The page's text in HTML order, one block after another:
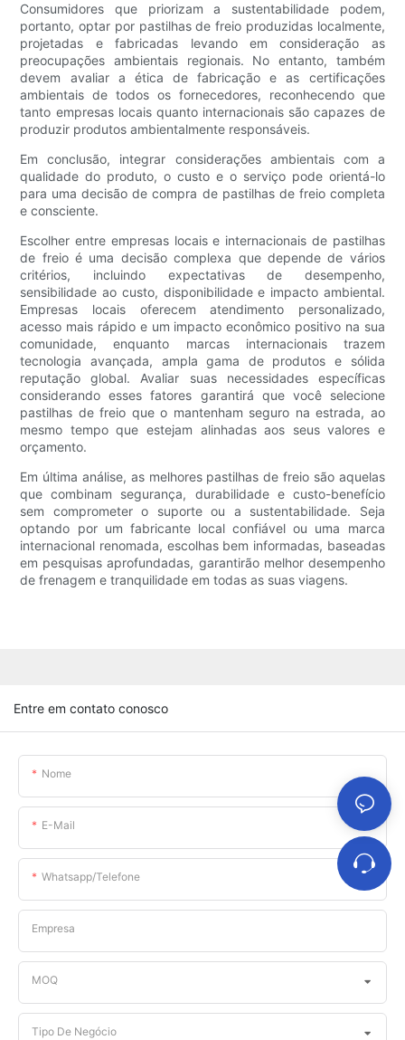
Consumidores que priorizam a sustentabilidade podem,
portanto, optar por pastilhas de freio produzidas localmente,
projetadas e fabricadas levando em consideração as
preocupações ambientais regionais. No entanto, também
devem avaliar a ética de fabricação e as certificações
ambientais de todos os fornecedores, reconhecendo que
tanto empresas locais quanto internacionais são capazes de
produzir produtos ambientalmente responsáveis.
Em conclusão, integrar considerações ambientais com a
qualidade do produto, o custo e o serviço pode orientá-lo
para uma decisão de compra de pastilhas de freio completa
e consciente.
Escolher entre empresas locais e internacionais de pastilhas
de freio é uma decisão complexa que depende de vários
critérios, incluindo expectativas de desempenho,
sensibilidade ao custo, disponibilidade e impacto ambiental.
Empresas locais oferecem atendimento personalizado,
acesso mais rápido e um impacto econômico positivo na sua
comunidade, enquanto marcas internacionais trazem
tecnologia avançada, ampla gama de produtos e sólida
reputação global. Avaliar suas necessidades específicas
considerando esses fatores garantirá que você selecione
pastilhas de freio que o mantenham seguro na estrada, ao
mesmo tempo que estejam alinhadas aos seus valores e
orçamento.
Em última análise, as melhores pastilhas de freio são aquelas
que combinam segurança, durabilidade e custo-benefício
sem comprometer o suporte ou a sustentabilidade. Seja
optando por um fabricante local confiável ou uma marca
internacional renomada, escolhas bem informadas, baseadas
em pesquisas aprofundadas, garantirão melhor desempenho
de frenagem e tranquilidade em todas as suas viagens.
Entre em contato conosco
Nome
E-Mail
Whatsapp/telefone
Empresa
MOQ
Tipo De Negócio